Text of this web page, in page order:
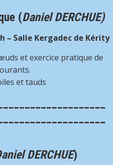
(Daniel DERCHUE)
– Salle Kergadec de Kérity
et exercice pratique de
et tauds
DERCHUE)